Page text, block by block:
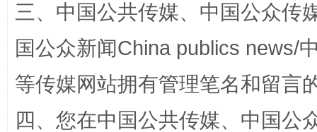
扯下公款旅游的“隐身衣” 如何以
三、中国公共传媒、中国公众传
国公众新闻China publics news/
等传媒网站拥有管理笔名和留言
四、您在中国公共传媒、中国公